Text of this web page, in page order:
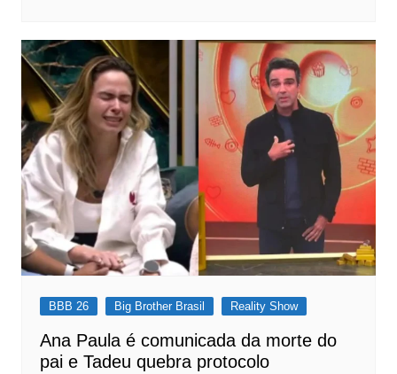
BBB 26 Big Brother Brasil Reality Show
Ana Paula é comunicada da morte do
pai e Tadeu quebra protocolo